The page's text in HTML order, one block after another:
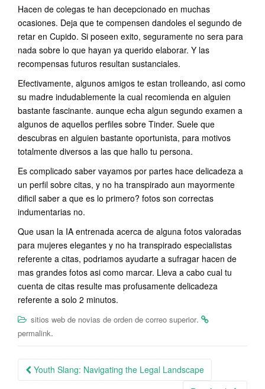
Hacen de colegas te han decepcionado en muchas
ocasiones. Deja que te compensen dandoles el segundo de
retar en Cupido. Si poseen exito, seguramente no sera para
nada sobre lo que hayan ya querido elaborar. Y las
recompensas futuros resultan sustanciales.
Efectivamente, algunos amigos te estan trolleando, asi­ como
su madre indudablemente la cual recomienda en alguien
bastante fascinante. aunque echa algun segundo examen a
algunos de aquellos perfiles sobre Tinder. Suele que
descubras en alguien bastante oportunista, para motivos
totalmente diversos a las que hallo tu persona.
Es complicado saber vayamos por partes hace delicadeza a
un perfil sobre citas, y no ha transpirado aun mayormente
dificil saber a que es lo primero? fotos son correctas
indumentarias no.
Que usan la IA entrenada acerca de alguna fotos valoradas
para mujeres elegantes y no ha transpirado especialistas
referente a citas, podri­amos ayudarte a sufragar hacen de
mas grandes fotos asi­ como marcar. Lleva a cabo cual tu
cuenta de citas resulte mas profusamente delicadeza
referente a solo 2 minutos.
sitios web de novias de orden de correo superior.
permalink.
Post
Youth Slang: Navigating the Legal Landscape